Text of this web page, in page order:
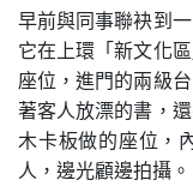
早前與同事聯袂到
它在上環「新文化
座位，進門的兩級
著客人放漂的書，
木卡板做的座位，
人，邊光顧邊拍攝。